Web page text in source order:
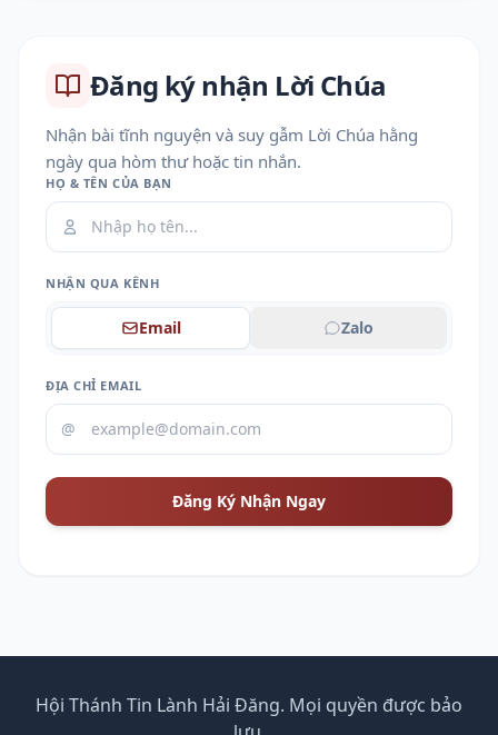
Đăng ký nhận Lời Chúa
Nhận bài tĩnh nguyện và suy gẫm Lời Chúa hằng
ngày qua hòm thư hoặc tin nhắn.
HỌ & TÊN CỦA BẠN
NHẬN QUA KÊNH
Email Zalo
ĐỊA CHỈ EMAIL
@
Đăng Ký Nhận Ngay
Hội Thánh Tin Lành Hải Đăng. Mọi quyền được bảo